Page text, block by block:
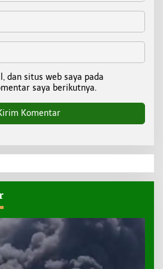
dan situs web saya pada
saya berikutnya.